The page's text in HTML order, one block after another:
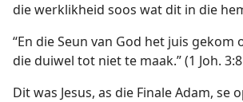
die werklikheid soos wat dit in die
“En die Seun van God het juis gekom
die duiwel tot niet te maak.” (1 Joh.
Dit was Jesus, as die Finale Adam, se